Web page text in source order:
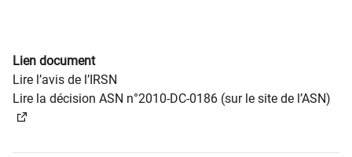
Lien document
Lire l’avis de l’IRSN
Lire la décision ASN n°2010-DC-0186 (sur le site de l’ASN)